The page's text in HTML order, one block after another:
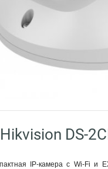
DS-
IP-камера с Wi-Fi и